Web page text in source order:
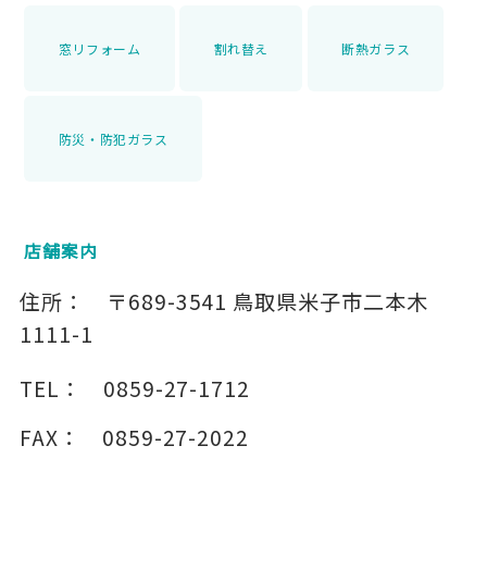
窓リフォーム 割れ替え 断熱ガラス
防災・防犯ガラス
店舗案内
住所： 〒689-3541 鳥取県米子市二本木
1111-1
TEL：
0859-27-1712
FAX：
0859-27-2022